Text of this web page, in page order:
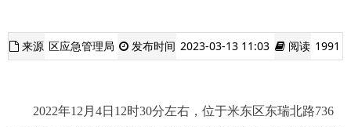
来源 区应急管理局 发布时间 2023-03-13 11:03 阅读 1991
2022年12月4日12时30分左右，位于米东区东瑞北路736